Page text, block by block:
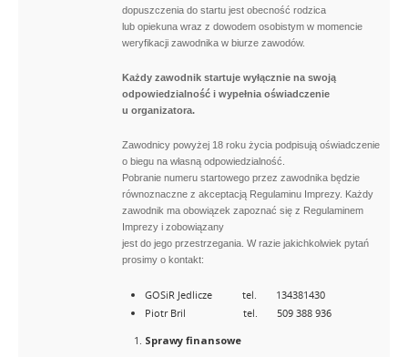
dopuszczenia do startu jest obecność rodzica
lub opiekuna wraz z dowodem osobistym w momencie
weryfikacji zawodnika w biurze zawodów.
Każdy zawodnik startuje wyłącznie na swoją
odpowiedzialność i wypełnia oświadczenie
u organizatora.
Zawodnicy powyżej 18 roku życia podpisują oświadczenie
o biegu na własną odpowiedzialność.
Pobranie numeru startowego przez zawodnika będzie
równoznaczne z akceptacją Regulaminu Imprezy. Każdy
zawodnik ma obowiązek zapoznać się z Regulaminem
Imprezy i zobowiązany
jest do jego przestrzegania. W razie jakichkolwiek pytań
prosimy o kontakt:
GOSiR Jedlicze tel. 134381430
Piotr Bril tel. 509 388 936
Sprawy finansowe